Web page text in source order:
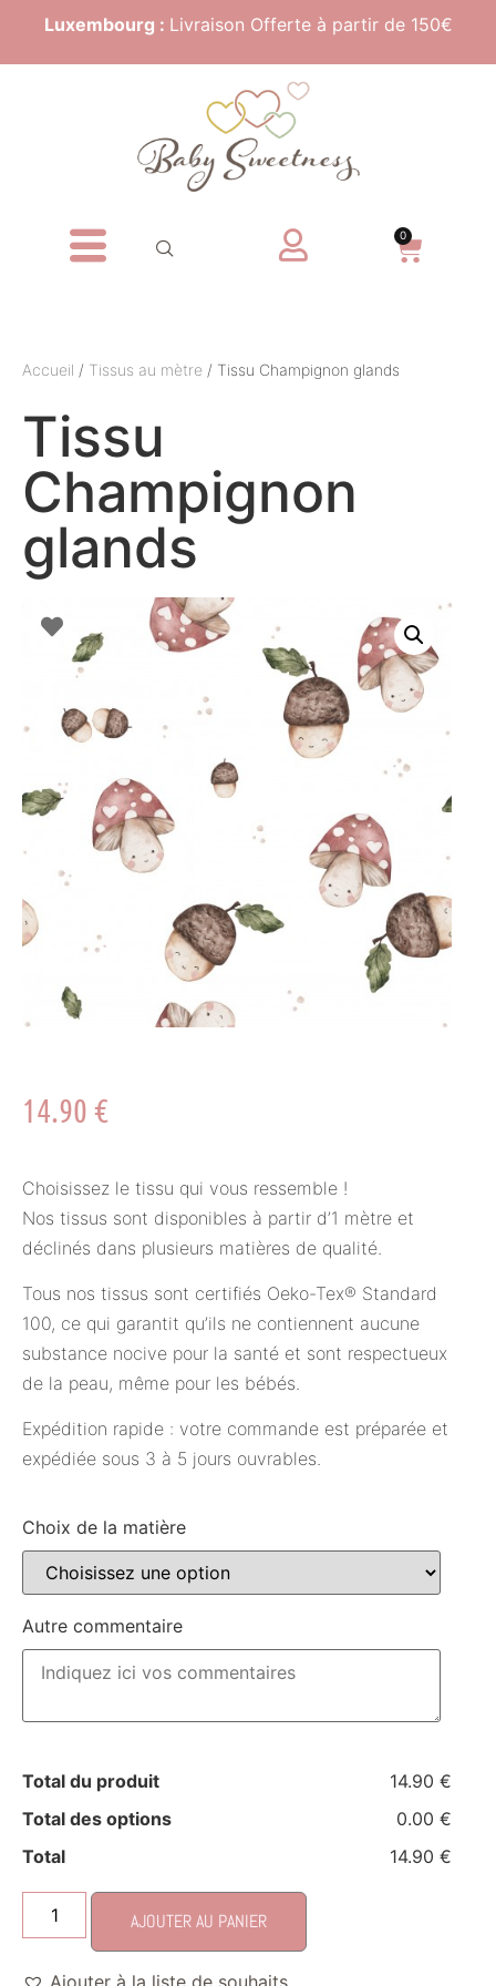
Luxembourg : Livraison Offerte à partir de 150€
0
Accueil / Tissus au mètre / Tissu Champignon glands
Tissu
Champignon
glands
14.90 €
Choisissez le tissu qui vous ressemble !
Nos tissus sont disponibles à partir d’1 mètre et
déclinés dans plusieurs matières de qualité.
Tous nos tissus sont certifiés Oeko-Tex® Standard
100, ce qui garantit qu’ils ne contiennent aucune
substance nocive pour la santé et sont respectueux
de la peau, même pour les bébés.
Expédition rapide : votre commande est préparée et
expédiée sous 3 à 5 jours ouvrables.
Choix de la matière
Autre commentaire
Total du produit
14.90 €
Total des options
0.00 €
Total
14.90 €
AJOUTER AU PANIER
Ajouter à la liste de souhaits